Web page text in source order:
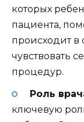
которых
пациента,
происходит в
чувствовать
процедур.
Роль
ключевую